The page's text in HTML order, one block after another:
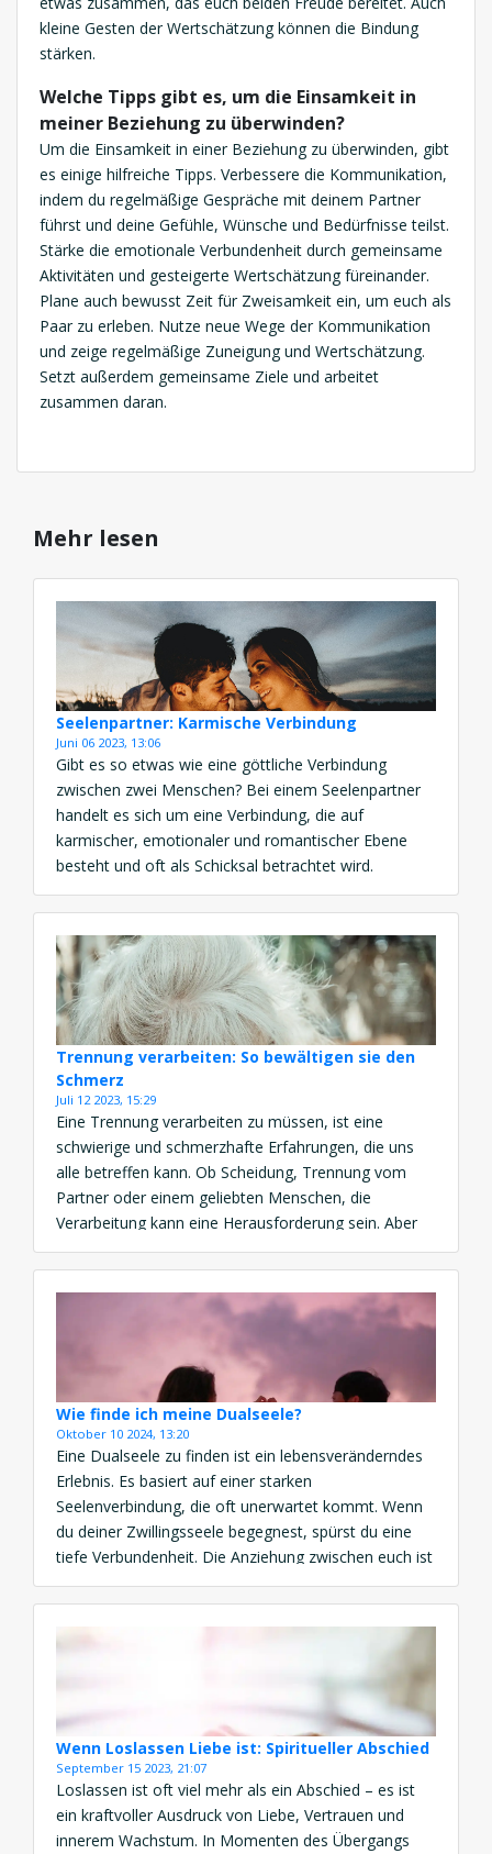
kleine Gesten der Wertschätzung können die Bindung
stärken.
Welche Tipps gibt es, um die Einsamkeit in
meiner Beziehung zu überwinden?
Um die Einsamkeit in einer Beziehung zu überwinden, gibt
es einige hilfreiche Tipps. Verbessere die Kommunikation,
indem du regelmäßige Gespräche mit deinem Partner
führst und deine Gefühle, Wünsche und Bedürfnisse teilst.
Stärke die emotionale Verbundenheit durch gemeinsame
Aktivitäten und gesteigerte Wertschätzung füreinander.
Plane auch bewusst Zeit für Zweisamkeit ein, um euch als
Paar zu erleben. Nutze neue Wege der Kommunikation
und zeige regelmäßige Zuneigung und Wertschätzung.
Setzt außerdem gemeinsame Ziele und arbeitet
zusammen daran.
Mehr lesen
Seelenpartner: Karmische Verbindung
Juni 06 2023, 13:06
Gibt es so etwas wie eine göttliche Verbindung
zwischen zwei Menschen? Bei einem Seelenpartner
handelt es sich um eine Verbindung, die auf
karmischer, emotionaler und romantischer Ebene
besteht und oft als Schicksal betrachtet wird.
Seelenpartner sind Menschen, die unseren Geist auf
allen Ebenen berühren und uns helfen, vollständiger
und zufriedener zu sein. Es ist wichtig […]
Trennung verarbeiten: So bewältigen sie den
Schmerz
Juli 12 2023, 15:29
Eine Trennung verarbeiten zu müssen, ist eine
schwierige und schmerzhafte Erfahrungen, die uns
alle betreffen kann. Ob Scheidung, Trennung vom
Partner oder einem geliebten Menschen, die
Verarbeitung kann eine Herausforderung sein. Aber
es ist möglich, den Schmerz zu bewältigen und
wieder Hoffnung und Freude zu finden. Hier sind
einige Tipps, wie Sie Ihre Trennung verarbeiten […]
Wie finde ich meine Dualseele?
Oktober 10 2024, 13:20
Eine Dualseele zu finden ist ein lebensveränderndes
Erlebnis. Es basiert auf einer starken
Seelenverbindung, die oft unerwartet kommt. Wenn
du deiner Zwillingsseele begegnest, spürst du eine
tiefe Verbundenheit. Die Anziehung zwischen euch ist
magisch. Ihr erkennt euch sofort als Seelenpartner.
Diese Begegnung kann dein Leben für immer
verändern. Du musst deine Dualseele nicht aktiv
Wenn Loslassen Liebe ist: Spiritueller Abschied
September 15 2023, 21:07
Loslassen ist oft viel mehr als ein Abschied – es ist
ein kraftvoller Ausdruck von Liebe, Vertrauen und
innerem Wachstum. In Momenten des Übergangs